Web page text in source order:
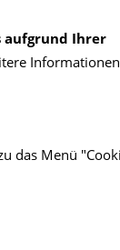
aufgrund Ihrer
Informationen
das Menü